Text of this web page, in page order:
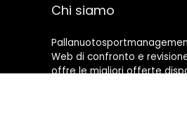
Chi siamo
Web di confronto e
offre le migliori offerte